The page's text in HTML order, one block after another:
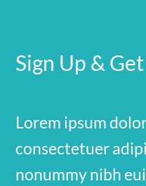
Sign Up &
Lorem ipsum
consectetuer
nonummy nibh